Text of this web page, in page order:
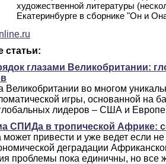
художественной литературы
Екатеринбурге в сборнике "Он и
статьи:
глазами Великобритании:
Великобритании во многом
игры, основанной на
лидеров – США и
СПИДа в тропической Африке:
привести и уже ведет если
деградации
проблемы пока единичны, но все